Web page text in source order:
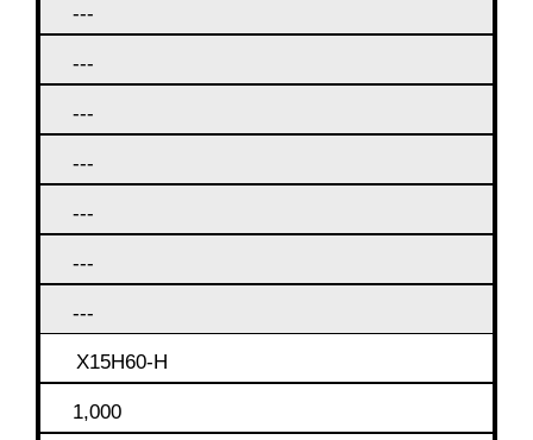
---
---
---
---
---
---
---
Х15Н60-Н
1,000